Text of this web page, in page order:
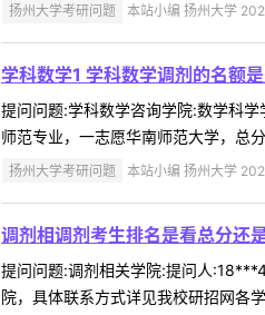
扬州大学考研问题 本站小编 扬州大学
学科数学1 学科数学调剂的名额
提问问题:学科数学咨询学院:数学科
师范专业，一志愿华南师范大学，总
扬州大学考研问题 本站小编 扬州大学
调剂相调剂考生排名是看总分还
提问问题:调剂相关学院:提问人
院，具体联系方式详见我校研招网各